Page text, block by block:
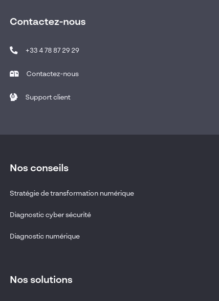
Contactez-nous
+33 4 78 87 29 29
Contactez-nous
Support client
Nos conseils
Stratégie de transformation numérique
Diagnostic cyber sécurité
Diagnostic numérique
Nos solutions